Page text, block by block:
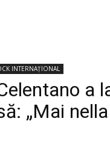
INTERNAȚIONAL
a
„Mai